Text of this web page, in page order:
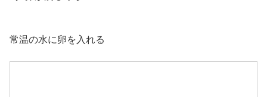
常温の水に卵を入れる